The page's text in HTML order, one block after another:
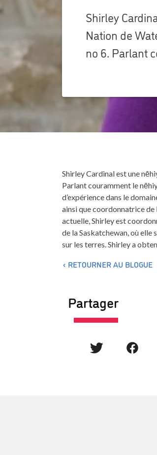
Shirley
Nation de
no 6. Parlant
Shirley Cardinal est une
Parlant couramment le
d’expérience dans le
ainsi que coordonnatrice
actuelle, Shirley est
de la Saskatchewan, où
sur les terres. Shirley a
RETOURNER AU BLOGUE
Partager